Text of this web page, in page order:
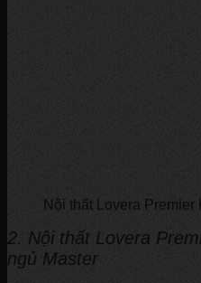
Nội thất Lovera
2. Nội thất Lovera
ngủ Master